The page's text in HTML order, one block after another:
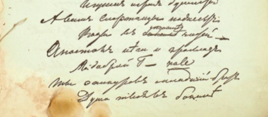
-Ну, антисоветский. Какая разница."